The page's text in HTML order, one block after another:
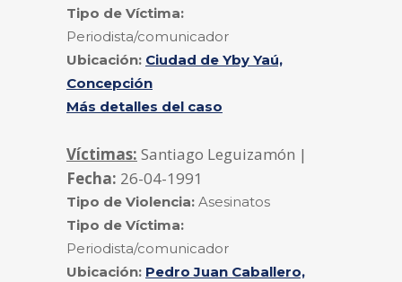
Tipo de Víctima:
Periodista/comunicador
Ubicación: Ciudad de Yby Yaú,
Concepción
Más detalles del caso
Víctimas: Santiago Leguizamón |
Fecha: 26-04-1991
Tipo de Violencia: Asesinatos
Tipo de Víctima:
Periodista/comunicador
Ubicación: Pedro Juan Caballero,